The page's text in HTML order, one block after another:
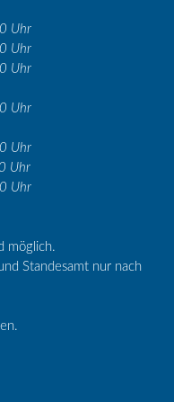
Uhr
Uhr
Uhr
Uhr
Uhr
Uhr
Uhr
möglich.
Standesamt nur nach